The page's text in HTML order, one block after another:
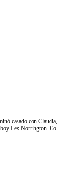
casado con Claudia,
Lex Norrington. Con
genio de la inteligencia